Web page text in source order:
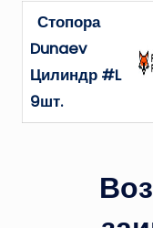
Стопора
Dunaev
Цилиндр #L
9шт.